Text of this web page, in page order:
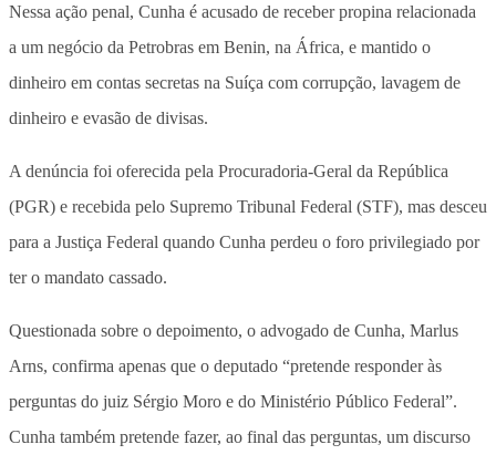
Nessa ação penal, Cunha é acusado de receber propina relacionada
a um negócio da Petrobras em Benin, na África, e mantido o
dinheiro em contas secretas na Suíça com corrupção, lavagem de
dinheiro e evasão de divisas.
A denúncia foi oferecida pela Procuradoria-Geral da República
(PGR) e recebida pelo Supremo Tribunal Federal (STF), mas desceu
para a Justiça Federal quando Cunha perdeu o foro privilegiado por
ter o mandato cassado.
Questionada sobre o depoimento, o advogado de Cunha, Marlus
Arns, confirma apenas que o deputado “pretende responder às
perguntas do juiz Sérgio Moro e do Ministério Público Federal”.
Cunha também pretende fazer, ao final das perguntas, um discurso